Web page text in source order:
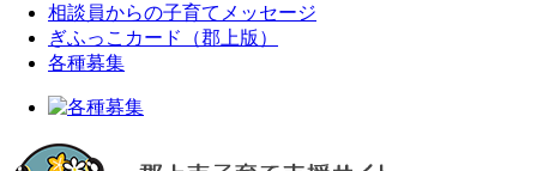
相談員からの子育てメッセージ
ぎふっこカード（郡上版）
各種募集